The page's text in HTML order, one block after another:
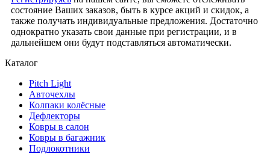
состояние Ваших заказов, быть в курсе акций и скидок, а
также получать индивидуальные предложения. Достаточно
однократно указать свои данные при регистрации, и в
дальнейшем они будут подставляться автоматически.
Каталог
Pitch Light
Авточехлы
Колпаки колёсные
Дефлекторы
Ковры в салон
Ковры в багажник
Подлокотники